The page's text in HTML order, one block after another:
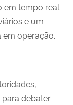
em tempo real
e um
operação.
para debater